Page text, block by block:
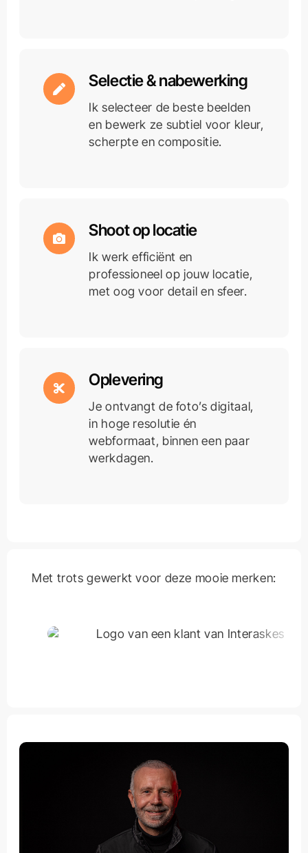
Selectie & nabewerking
Ik selecteer de beste beelden
en bewerk ze subtiel voor kleur,
scherpte en compositie.
Shoot op locatie
Ik werk efficiënt en
professioneel op jouw locatie,
met oog voor detail en sfeer.
Oplevering
Je ontvangt de foto’s digitaal,
in hoge resolutie én
webformaat, binnen een paar
werkdagen.
Met trots gewerkt voor deze mooie merken: